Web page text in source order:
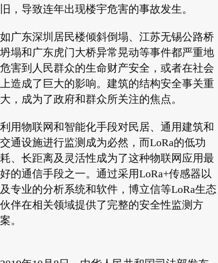
旧，导致连年出现楼宇危害的事故发生。
如广东深圳居民楼倾斜倒塌、江苏无锡公路桥
坍塌和广东虎门大桥异常晃动等事件都严重地
危害到人民群众的生命财产安全，或者在社会
上造成了巨大的影响。建筑的结构安全事关重
大，成为了政府和群众所关注的焦点。
利用物联网和智能化手段对民居、通用建筑和
交通设施进行监测成为必然，而LoRa的低功
耗、长距离及灵活性成为了这种物联网应用最
好的通信手段之一。通过采用LoRa+传感器以
及专业的分析系统和软件，博立信等LoRa生态
伙伴在相关领域提供了完整的安全性监测方
案。